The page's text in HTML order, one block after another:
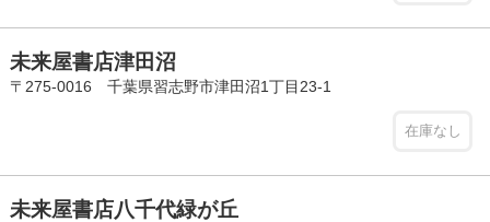
未来屋書店津田沼
〒275-0016 千葉県習志野市津田沼1丁目23-1
在庫なし
未来屋書店八千代緑が丘